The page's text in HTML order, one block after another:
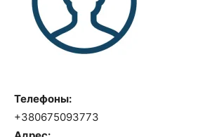
Телефоны:
+380675093773